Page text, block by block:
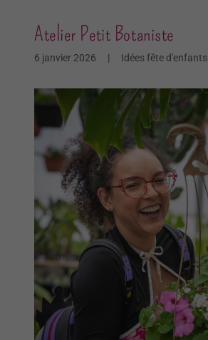
Atelier Petit Botaniste
6 janvier 2026 | Idées fête d'enfants